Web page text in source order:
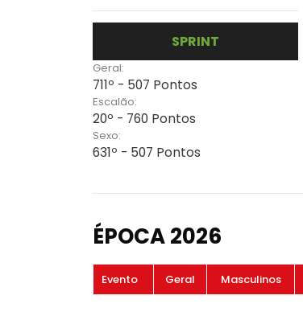
SPRINT
Geral:
711º - 507 Pontos
Escalão:
20º - 760 Pontos
Sexo:
631º - 507 Pontos
ÉPOCA 2026
Evento Geral Masculinos